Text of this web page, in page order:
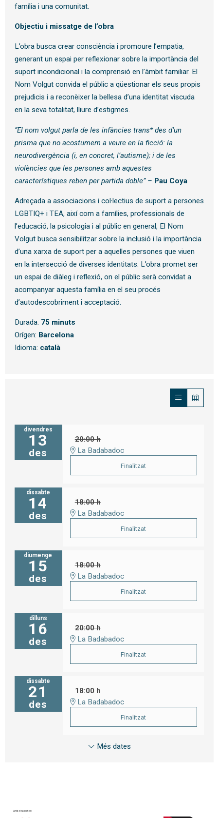
família i una comunitat.
Objectiu i missatge de l’obra
L’obra busca crear consciència i promoure l’empatia,
generant un espai per reflexionar sobre la importància del
suport incondicional i la comprensió en l’àmbit familiar. El
Nom Volgut convida el públic a qüestionar els seus propis
prejudicis i a reconèixer la bellesa d’una identitat viscuda
en la seva totalitat, lliure d’estigmes.
“El nom volgut parla de les infàncies trans* des d’un
prisma que no acostumem a veure en la ficció: la
neurodivergència (i, en concret, l’autisme); i de les
violències que les persones amb aquestes
característiques reben per partida doble” – Pau Coya
Adreçada a associacions i col·lectius de suport a persones
LGBTIQ+ i TEA, així com a famílies, professionals de
l’educació, la psicologia i al públic en general, El Nom
Volgut busca sensibilitzar sobre la inclusió i la importància
d’una xarxa de suport per a aquelles persones que viuen
en la intersecció de diverses identitats. L’obra promet ser
un espai de diàleg i reflexió, on el públic serà convidat a
acompanyar aquesta família en el seu procés
d’autodescobriment i acceptació.
Durada: 75 minuts
Orígen: Barcelona
Idioma: català
divendres
13
des
20:00 h
La Badabadoc
Finalitzat
dissabte
14
des
18:00 h
La Badabadoc
Finalitzat
diumenge
15
des
18:00 h
La Badabadoc
Finalitzat
dilluns
16
des
20:00 h
La Badabadoc
Finalitzat
dissabte
21
des
18:00 h
La Badabadoc
Finalitzat
Més dates